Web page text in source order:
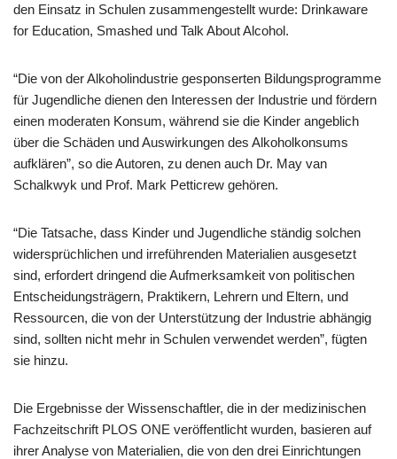
den Einsatz in Schulen zusammengestellt wurde: Drinkaware
for Education, Smashed und Talk About Alcohol.
“Die von der Alkoholindustrie gesponserten Bildungsprogramme
für Jugendliche dienen den Interessen der Industrie und fördern
einen moderaten Konsum, während sie die Kinder angeblich
über die Schäden und Auswirkungen des Alkoholkonsums
aufklären”, so die Autoren, zu denen auch Dr. May van
Schalkwyk und Prof. Mark Petticrew gehören.
“Die Tatsache, dass Kinder und Jugendliche ständig solchen
widersprüchlichen und irreführenden Materialien ausgesetzt
sind, erfordert dringend die Aufmerksamkeit von politischen
Entscheidungsträgern, Praktikern, Lehrern und Eltern, und
Ressourcen, die von der Unterstützung der Industrie abhängig
sind, sollten nicht mehr in Schulen verwendet werden”, fügten
sie hinzu.
Die Ergebnisse der Wissenschaftler, die in der medizinischen
Fachzeitschrift PLOS ONE veröffentlicht wurden, basieren auf
ihrer Analyse von Materialien, die von den drei Einrichtungen